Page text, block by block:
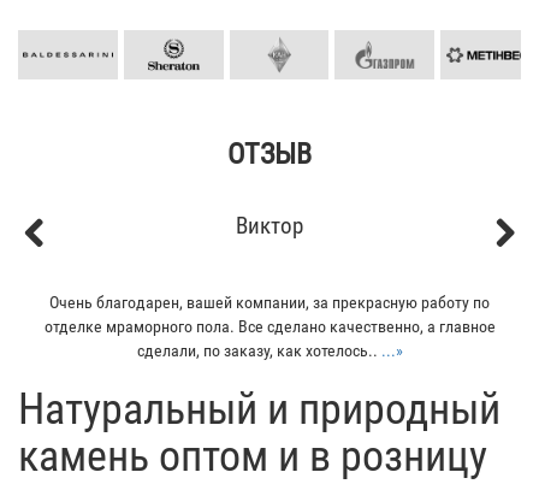
ОТЗЫВ
Виктор
Очень благодарен, вашей компании, за прекрасную работу по
отделке мраморного пола. Все сделано качественно, а главное
сделали, по заказу, как хотелось.. ...»
​Натуральный и природный
камень оптом и в розницу